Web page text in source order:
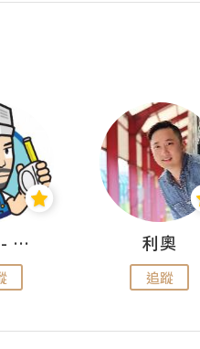
裝修佬 - 香港一站式網上裝修平台 利奧
追蹤